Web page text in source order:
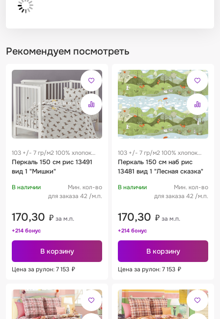
Рекомендуем посмотреть
103 +/- 7 гр/м2 100% хлопок
0.25 м
Перкаль 150 см рис 13491
вид 1 "Мишки"
В наличии
Мин. кол-во
для заказа 42 /м.п.
170,30 ₽ за м.п.
+214 бонус
В корзину
Цена за рулон: 7 153 ₽
103 +/- 7 гр/м2 100% хлопок
0.25 м
Перкаль 150 см наб рис
13481 вид 1 "Лесная сказка"
В наличии
Мин. кол-во
для заказа 42 /м.п.
170,30 ₽ за м.п.
+214 бонус
В корзину
Цена за рулон: 7 153 ₽